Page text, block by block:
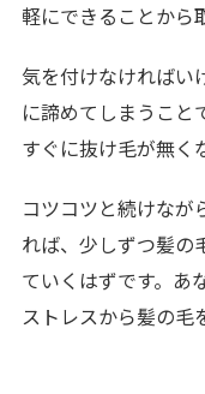
軽にできることから
気を付けなければい
に諦めてしまうこと
すぐに抜け毛が無く
コツコツと続けなが
れば、少しずつ髪の
ていくはずです。あ
ストレスから髪の毛